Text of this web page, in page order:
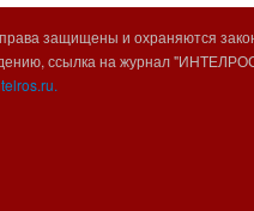
защищены и охраняются
ссылка на журнал